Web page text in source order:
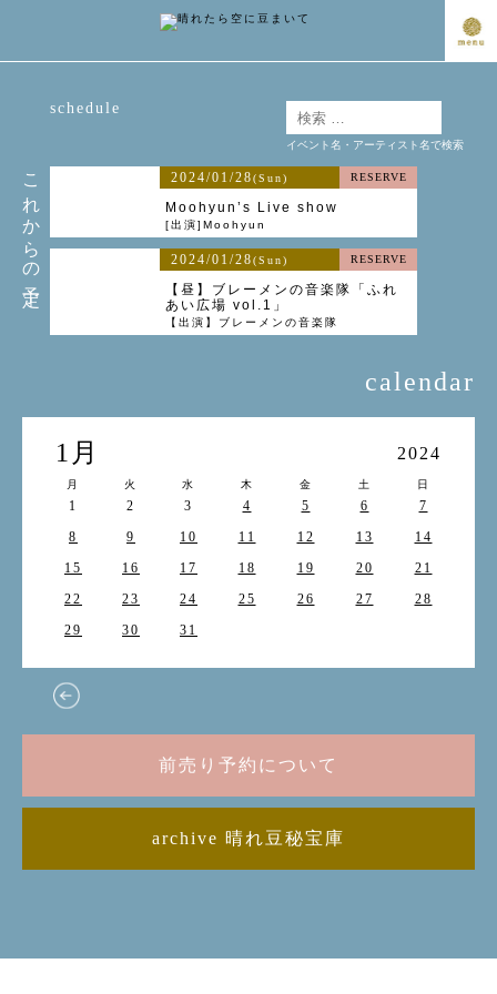
これからの予定
schedule
2024/01/28(Sun) RESERVE
Moohyun’s Live show
[出演]Moohyun
2024/01/28(Sun) RESERVE
【昼】ブレーメンの音楽隊「ふれ
あい広場 vol.1」
【出演】ブレーメンの音楽隊
calendar
1月 2024
月 火 水 木 金 土 日
1 2 3 4 5 6
7
8
9 10 11 12 13
14
15
16 17 18 19 20
21
22
23 24 25 26 27
28
29
30 31
イベント名・アーティスト名で検索
前売り予約について
archive 晴れ豆秘宝庫